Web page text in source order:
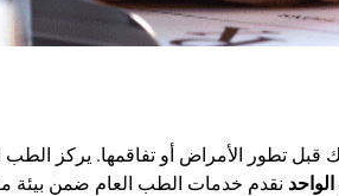
الأمراض أو تفاقمها. يركز الطب
نقدم خدمات الطب العام ضمن بيئة